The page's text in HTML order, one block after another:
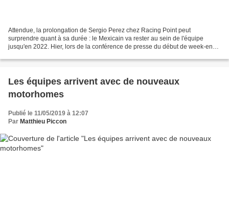
Attendue, la prolongation de Sergio Perez chez Racing Point peut
surprendre quant à sa durée : le Mexicain va rester au sein de l'équipe
jusqu'en 2022. Hier, lors de la conférence de presse du début de week-end,
Les équipes arrivent avec de nouveaux
motorhomes
Publié le 11/05/2019 à 12:07
Par Matthieu Piccon